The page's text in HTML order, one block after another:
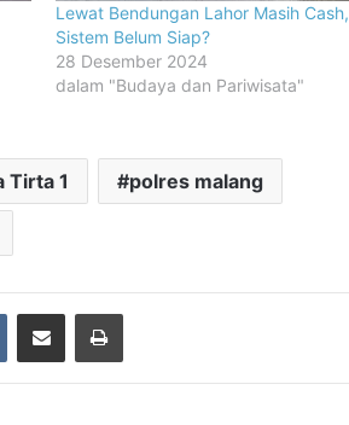
Lewat Bendungan Lahor Masih Cash,
Sistem Belum Siap?
28 Desember 2024
dalam "Budaya dan Pariwisata"
Tirta 1 polres malang
VKontakteShare via Email Print